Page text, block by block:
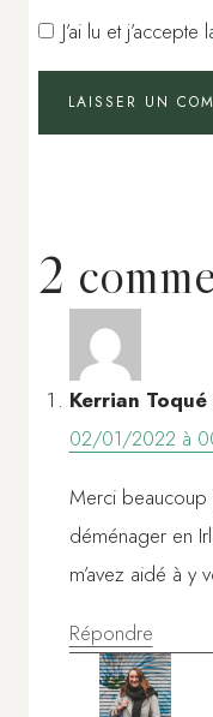
J’ai lu et j’accepte
2
Kerrian Toqué
02/01/2022 à
Merci beaucoup
déménager en
m’avez aidé à y
Répondre